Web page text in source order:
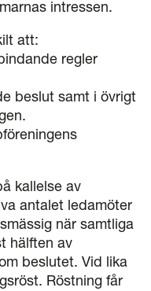
intressen.
att:
regler
beslut samt i övrigt
kallelse av
antalet ledamöter
när samtliga
hälften av
beslutet. Vid lika
Röstning får